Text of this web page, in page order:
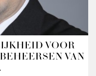
VOOR
VAN